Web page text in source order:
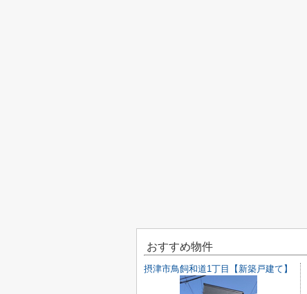
おすすめ物件
摂津市鳥飼和道1丁目【新築戸建て】